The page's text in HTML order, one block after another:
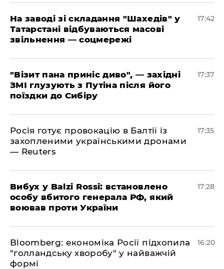
​На заводі зі складання "Шахедів" у
Татарстані відбуваються масові
звільнення — соцмережі
17:42
"Візит пана приніс диво", — західні
ЗМІ глузують з Путіна після його
поїздки до Сибіру
17:37
Росія готує провокацію в Балтії із
захопленими українськими дронами
— Reuters
17:35
​Вибух у Balzi Rossi: встановлено
особу вбитого генерала РФ, який
воював проти України
17:28
Bloomberg: економіка Росії підхопила
"голландську хворобу" у найважчій
формі
16:20